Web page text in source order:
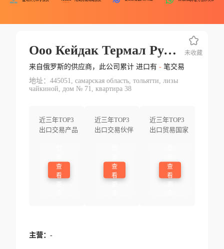
Ооо Кейдак Термал Рус Г. Тольятти
来自俄罗斯的供应商，此公司累计 进口有 -笔交易
地址：445051, самарская область, тольятти, лизы
чайкиной, дом № 71, квартира 38
近三年TOP3
出口交易产品
查
看
近三年TOP3
出口交易伙伴
查
看
近三年TOP3
出口贸易国家
查
看
未收藏
主营： -